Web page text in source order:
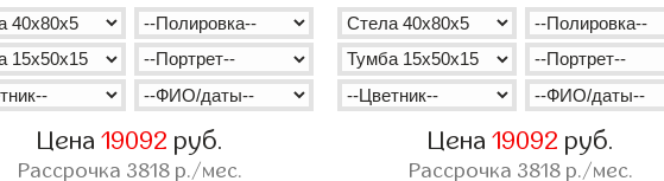
Цена 19092 руб.
Рассрочка 3818р./мес.
Цена19092 руб.
Рассрочка 3818 р./мес.